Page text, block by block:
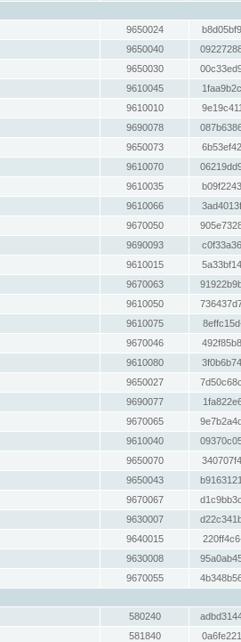
9650024
9650040
9650030
9610045
9610010
9690078
9650073
9610070
9610035
9610066
9670050
9690093
9610015
9670063
9610050
9610075
9670046
9610080
9650027
9690077
9670065
9610040
9650070
9650043
9670067
9630007
9640015
9630008
9670055
580240
581840